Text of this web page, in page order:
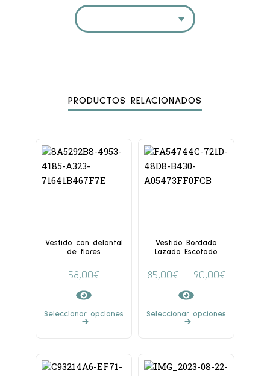
PRODUCTOS RELACIONADOS
Vestido con delantal
de flores
58,00€
Seleccionar opciones
Vestido Bordado
Lazada Escotado
85,00€ - 90,00€
Seleccionar opciones